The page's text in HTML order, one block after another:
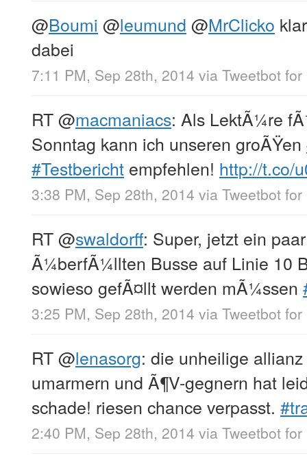
@Boumi @leumund @MrClicko
dabei
7:11 PM, Sep 28th, 2014 via Tweetbot for
RT@macmaniacs: Als LektÃ¼re
Sonntag kann ich unseren groÃŸen
#Testbericht empfehlen! http://t.co/
3:38 PM, Sep 28th, 2014 via Tweetbot for
RT@swaldorff: Super, jetzt ein
Ã¼berfÃ¼llten Busse auf Linie 10
sowieso gefÃ¤llt werden mÃ¼ssen
3:25 PM, Sep 28th, 2014 via Tweetbot for
RT@lenasorg: die unheilige
umarmern und Ã¶V-gegnern hat
schade! riesen chance verpasst.
2:40 PM, Sep 28th, 2014 via Tweetbot for